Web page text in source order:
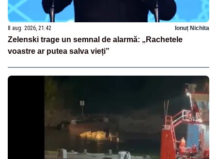
8 aug. 2026, 21:42 Ionuț Nichita
Zelenski trage un semnal de alarmă: „Rachetele
voastre ar putea salva vieți”